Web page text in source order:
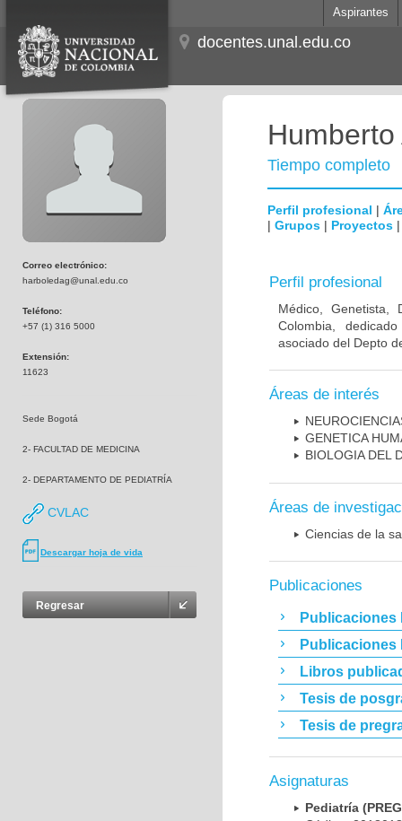
Aspirantes
docentes.unal.edu.co
Correo electrónico:
harboledag@unal.edu.co
Teléfono:
+57 (1) 316 5000
Extensión:
11623
Sede Bogotá
2- FACULTAD DE MEDICINA
2- DEPARTAMENTO DE PEDIATRÍA
CVLAC
Descargar hoja de vida
Regresar
Tiempo completo
Perfil profesional |
| Grupos | Proyectos
Perfil profesional
Médico, Genetista,
Colombia,
asociado del Depto
Áreas de interés
GENETICA
BIOLOGIA DEL
Áreas de
Ciencias de la
Publicaciones
Publicaciones
Publicaciones
Libros
Tesis de
Tesis de
Asignaturas
Pediatría